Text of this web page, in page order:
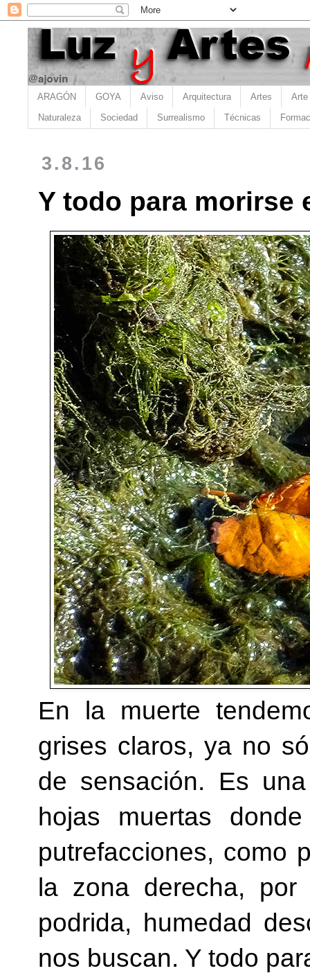
ARAGÓN GOYA Aviso Arquitectura Artes Arte
Naturaleza Sociedad Surrealismo Técnicas
3.8.16
Y todo para morirse
En la muerte
grises claros, ya no
de sensación. Es
hojas muertas
putrefacciones, como
la zona derecha,
podrida, humedad
nos buscan. Y todo